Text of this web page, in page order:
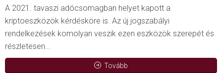
A 2021. tavaszi adócsomagban helyet kapott a
kriptoeszközök kérdésköre is. Az új jogszabályi
rendelkezések komolyan veszik ezen eszközök szerepét és
részletesen...
Tovább